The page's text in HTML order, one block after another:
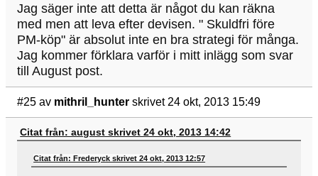
Jag säger inte att detta är något du kan räkna
med men att leva efter devisen. " Skuldfri före
PM-köp" är absolut inte en bra strategi för många.
Jag kommer förklara varför i mitt inlägg som svar
till August post.
#25 av mithril_hunter skrivet 24 okt, 2013 15:49
Citat från: august skrivet 24 okt, 2013 14:42
Citat från: Frederyck skrivet 24 okt, 2013 12:57